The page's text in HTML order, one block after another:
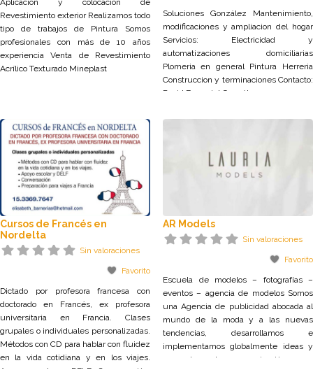
Revestimiento exterior Realizamos todo
tipo de trabajos de Pintura Somos
profesionales con más de 10 años
experiencia Venta de Revestimiento
Acrílico Texturado Mineplast
Soluciones González Mantenimiento,
modificaciones y ampliacion del hogar
Servicios: Electricidad y
automatizaciones domiciliarias
Plomeria en general Pintura Herreria
Construccion y terminaciones Contacto:
David Ezequiel González
Cursos de Francés en
Nordelta
Sin valoraciones
Favorito
Dictado por profesora francesa con
doctorado en Francés, ex profesora
universitaria en Francia. Clases
grupales o individuales personalizadas.
Métodos con CD para hablar con fluidez
en la vida cotidiana y en los viajes.
Apoyo escolar y DELF. Conversación.
AR Models
Sin valoraciones
Favorito
Escuela de modelos – fotografías –
eventos – agencia de modelos Somos
una Agencia de publicidad abocada al
mundo de la moda y a las nuevas
tendencias, desarrollamos e
implementamos globalmente ideas y
conceptos de comunicación para